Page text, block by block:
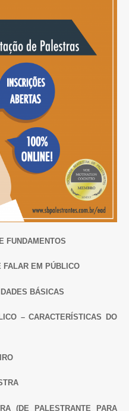
FUNDAMENTOS
FALAR EM PÚBLICO
BÁSICAS
– CARACTERÍSTICAS DO
(DE PALESTRANTE PARA